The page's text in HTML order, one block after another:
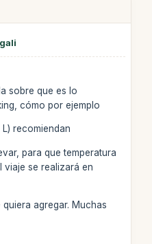
sobre que es lo
cómo por ejemplo
recomiendan
para que temperatura
viaje se realizará en
agregar. Muchas